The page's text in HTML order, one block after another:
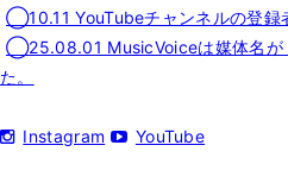
◯10.11 YouTubeチャンネルの登録
◯25.08.01 MusicVoiceは媒体名が
た。
Instagram YouTube